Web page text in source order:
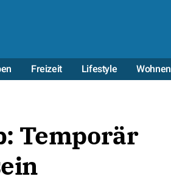
Freizeit Lifestyle Wohnen
Temporär